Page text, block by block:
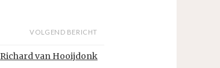
VOLGEND BERICHT
Richard van Hooijdonk